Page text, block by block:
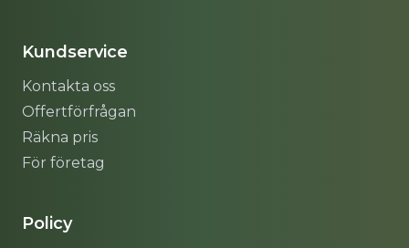
Kundservice
Kontakta oss
Offertförfrågan
Räkna pris
För företag
Policy